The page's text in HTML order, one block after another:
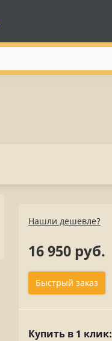
Нашли дешевле?
16 950 руб.
Быстрый заказ
Купить в 1 клик: